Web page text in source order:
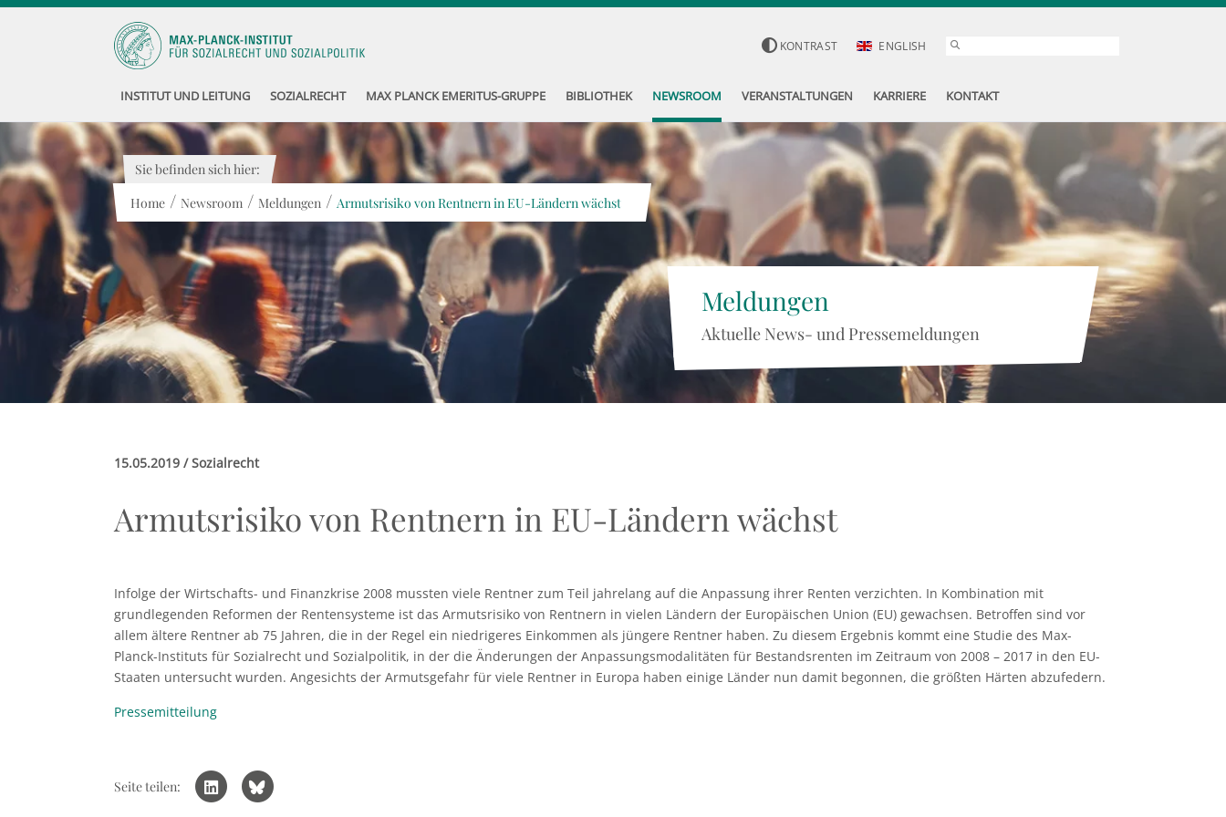
KONTRAST ENGLISH
INSTITUT UND LEITUNG SOZIALRECHT MAX PLANCK EMERITUS-GRUPPE BIBLIOTHEK NEWSROOM VERANSTALTUNGEN KARRIERE KONTAKT
Meldungen
Aktuelle News- und Pressemeldungen
Sie befinden sich hier:
Home / Newsroom / Meldungen / Armutsrisiko von Rentnern in EU-Ländern wächst
15.05.2019 / Sozialrecht
Armutsrisiko von Rentnern in EU-Ländern wächst
Infolge der Wirtschafts- und Finanzkrise 2008 mussten viele Rentner zum Teil jahrelang auf die Anpassung ihrer Renten verzichten. In Kombination mit
grundlegenden Reformen der Rentensysteme ist das Armutsrisiko von Rentnern in vielen Ländern der Europäischen Union (EU) gewachsen. Betroffen sind vor
allem ältere Rentner ab 75 Jahren, die in der Regel ein niedrigeres Einkommen als jüngere Rentner haben. Zu diesem Ergebnis kommt eine Studie des Max-
Planck-Instituts für Sozialrecht und Sozialpolitik, in der die Änderungen der Anpassungsmodalitäten für Bestandsrenten im Zeitraum von 2008 – 2017 in den EU-
Staaten untersucht wurden. Angesichts der Armutsgefahr für viele Rentner in Europa haben einige Länder nun damit begonnen, die größten Härten abzufedern.
Pressemitteilung
Seite teilen: